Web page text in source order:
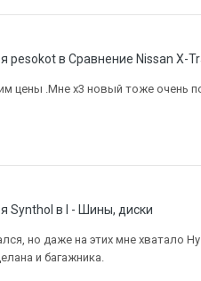
pesokotв Сравнение Nissan X-
цены .Мне х3 новый тоже очень
Synthol в I - Шины, диски
но даже на этих мне хватало
и багажника.